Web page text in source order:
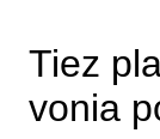
Tiez
vonia